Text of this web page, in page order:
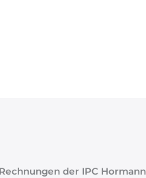
der IPC